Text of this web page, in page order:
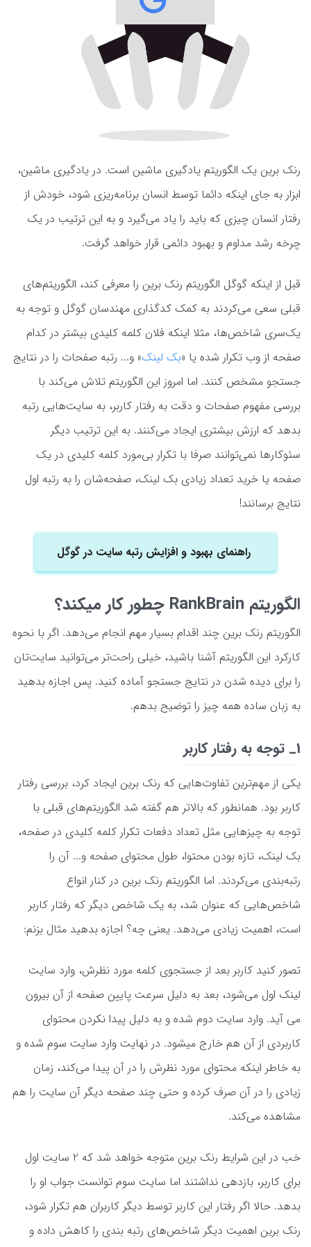
رنک برین یک الگوریتم یادگیری ماشین است. در یادگیری ماشین،
ابزار به جای اینکه دائما توسط انسان برنامه‌ریزی شود، خودش از
رفتار انسان چیزی که باید را یاد می‌گیرد و به این ترتیب در یک
چرخه رشد مداوم و بهبود دائمی قرار خواهد گرفت.
قبل از اینکه گوگل الگوریتم رنک برین را معرفی کند، الگوریتم‌های
قبلی سعی می‌کردند به کمک کدگذاری مهندسان گوگل و توجه به
یک‌سری شاخص‌ها، مثلا اینکه فلان کلمه کلیدی بیشتر در کدام
صفحه از وب تکرار شده یا «بک لینک» و... رتبه صفحات را در نتایج
جستجو مشخص کنند. اما امروز این الگوریتم تلاش می‌کند با
بررسی مفهوم صفحات و دقت به رفتار کاربر، به سایت‌هایی رتبه
بدهد که ارزش بیشتری ایجاد می‌کنند. به این ترتیب دیگر
سئوکارها نمی‌توانند صرفا با تکرار بی‌مورد کلمه کلیدی در یک
صفحه یا خرید تعداد زیادی بک لینک، صفحه‌شان را به رتبه اول
نتایج برسانند!
راهنمای بهبود و افزایش رتبه سایت در گوگل
الگوریتم RankBrain چطور کار میکند؟
الگوریتم رنک برین چند اقدام بسیار مهم انجام می‌دهد. اگر با نحوه
کارکرد این الگوریتم آشنا باشید، خیلی راحت‌تر ‌می‌توانید سایت‌تان
را برای دیده شدن در نتایج جستجو آماده کنید. پس اجازه بدهید
به زبان ساده همه چیز را توضیح بدهم.
1_ توجه به رفتار کاربر
یکی از مهم‌ترین تفاوت‌هایی که رنک برین ایجاد کرد، بررسی رفتار
کاربر بود. همانطور که بالاتر هم گفته شد الگوریتم‌های قبلی با
توجه به چیزهایی مثل تعداد دفعات تکرار کلمه کلیدی در صفحه،
بک لینک، تازه بودن محتوا، طول محتوای صفحه و... آن را
رتبه‌بندی می‌کردند. اما الگوریتم رنک برین در کنار انواع
شاخص‌هایی که عنوان شد، به یک شاخص دیگر که رفتار کاربر
است، اهمیت زیادی می‌دهد. یعنی چه؟ اجازه بدهید مثال بزنم:
تصور کنید کاربر بعد از جستجوی کلمه مورد نظرش، وارد سایت
لینک اول می‌شود، بعد به دلیل سرعت پایین صفحه از آن بیرون
می آید. وارد سایت دوم شده و به دلیل پیدا نکردن محتوای
کاربردی از آن هم خارج میشود. در نهایت وارد سایت سوم شده و
به خاطر اینکه محتوای مورد نظرش را در آن پیدا می‌کند، زمان
زیادی را در آن صرف کرده و حتی چند صفحه دیگر آن سایت را هم
مشاهده می‌کند.
خب در این شرایط رنک برین متوجه خواهد شد که 2 سایت اول
برای کاربر، بازدهی نداشتند اما سایت سوم توانست جواب او را
بدهد. حالا اگر رفتار این کاربر توسط دیگر کاربران هم تکرار شود،
رنک برین اهمیت دیگر شاخص‌های رتبه بندی را کاهش داده و